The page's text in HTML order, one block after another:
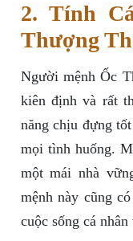
2. Tính
Thượng
Người mệnh Ốc
kiên định và rất
năng chịu đựng
mọi tình huống.
một mái nhà
mệnh này cũng
cuộc sống cá